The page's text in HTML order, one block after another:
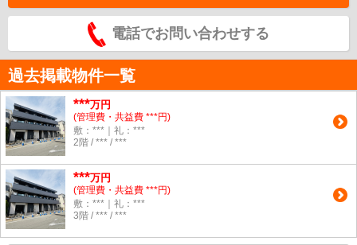
電話でお問い合わせする
過去掲載物件一覧
***万円
(管理費・共益費 ***円)
敷：***｜礼：***
2階 / *** / ***
***万円
(管理費・共益費 ***円)
敷：***｜礼：***
3階 / *** / ***